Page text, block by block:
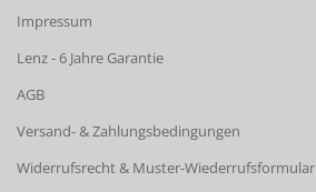
Impressum
Lenz - 6 Jahre Garantie
AGB
Versand- & Zahlungsbedingungen
Widerrufsrecht & Muster-Wiederrufsformular